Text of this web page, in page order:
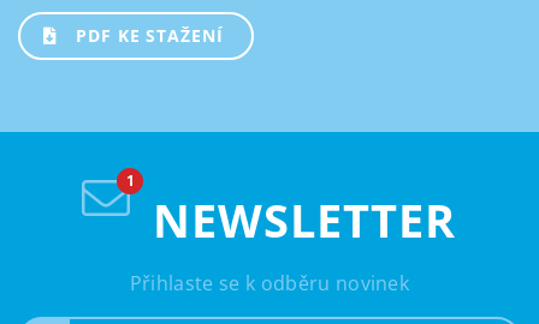
PDF KE STAŽENÍ
NEWSLETTER
Přihlaste se k odběru novinek